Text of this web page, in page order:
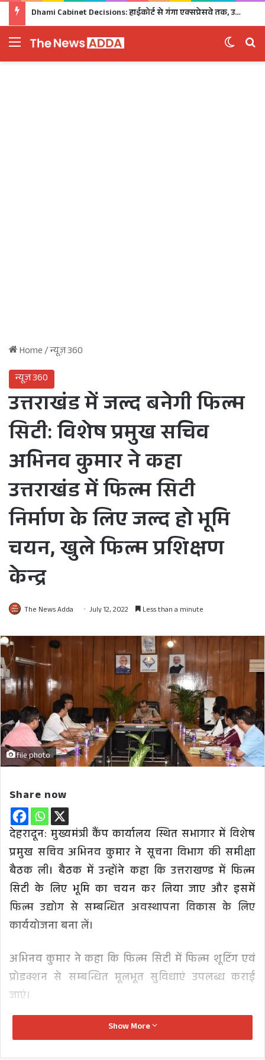
Dhami Cabinet Decisions: हाईकोर्ट से गंगा एक्सप्रेसवे तक, उत्तराखंड कैबिनेट के बड़े फैसले Click
Menu
Home/न्यूज़ 360
न्यूज़ 360
उत्तराखंड में जल्द बनेगी फिल्म
सिटी: विशेष प्रमुख सचिव
अभिनव कुमार ने कहा
उत्तराखंड में फिल्म सिटी
निर्माण के लिए जल्द हो भूमि
चयन, खुले फिल्म प्रशिक्षण
केन्द्र
The News Adda July 12, 2022 Less than a minute
file photo
Share now
देहरादून: मुख्यमंत्री कैंप कार्यालय स्थित सभागार में विशेष
प्रमुख सचिव अभिनव कुमार ने सूचना विभाग की समीक्षा
बैठक ली। बैठक में उन्होंने कहा कि उत्तराखण्ड में फिल्म
सिटी के लिए भूमि का चयन कर लिया जाए और इसमें
फिल्म उद्योग से सम्बन्धित अवस्थापना विकास के लिए
कार्ययोजना बना लें।
अभिनव कुमार ने कहा कि फिल्म सिटी में फिल्म शूटिंग एवं
प्रोडक्शन से सम्बन्धित मूलभूत सुविधाएं उपलब्ध कराई
जाएं।
उन्होंने निर्देश दिए कि राष्ट्रीय स्तर के फिल्म प्रशिक्षण
Show More